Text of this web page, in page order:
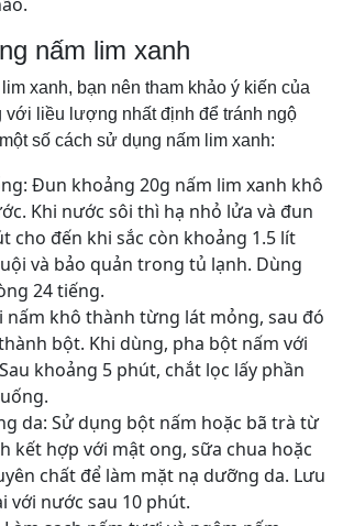
nấm lim xanh
xanh, bạn nên tham khảo ý kiến của
với liều lượng nhất định để tránh ngộ
số cách sử dụng nấm lim xanh:
Đun khoảng 20g nấm lim xanh khô
Khi nước sôi thì hạ nhỏ lửa và đun
cho đến khi sắc còn khoảng 1.5 lít
và bảo quản trong tủ lạnh. Dùng
24 tiếng.
nấm khô thành từng lát mỏng, sau đó
bột. Khi dùng, pha bột nấm với
khoảng 5 phút, chắt lọc lấy phần
da: Sử dụng bột nấm hoặc bã trà từ
kết hợp với mật ong, sữa chua hoặc
chất để làm mặt nạ dưỡng da. Lưu
với nước sau 10 phút.